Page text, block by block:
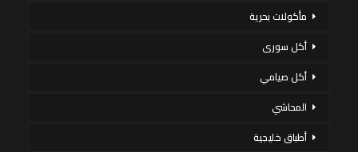
مأكولات بحرية
أكل سورى
أكل صيامي
المحاشي
أطباق خليجية